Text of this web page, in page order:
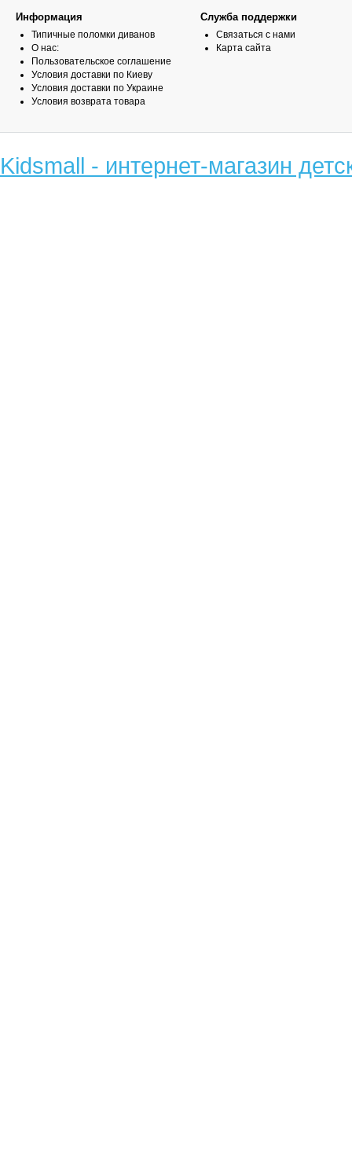
Информация
Типичные поломки диванов
О нас:
Пользовательское соглашение
Условия доставки по Киеву
Условия доставки по Украине
Условия возврата товара
Служба поддержки
Связаться с нами
Карта сайта
Kidsmall - интернет-магазин